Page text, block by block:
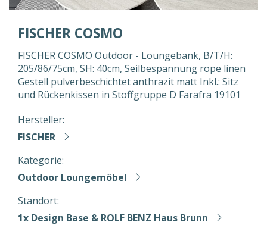
FISCHER COSMO
FISCHER COSMO Outdoor - Loungebank, B/T/H:
205/86/75cm, SH: 40cm, Seilbespannung rope linen
Gestell pulverbeschichtet anthrazit matt Inkl.: Sitz
und Rückenkissen in Stoffgruppe D Farafra 19101
Hersteller:
FISCHER
Kategorie:
Outdoor Loungemöbel
Standort:
1x Design Base & ROLF BENZ Haus Brunn